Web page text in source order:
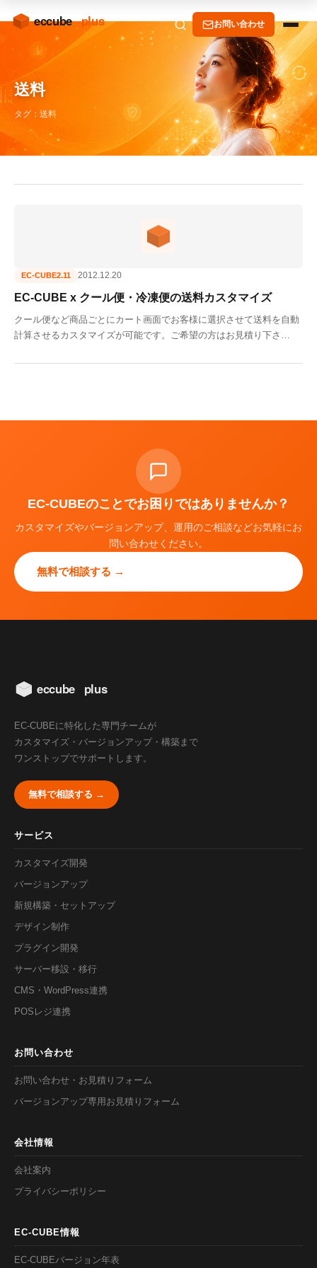
お問い合わせ
送料
タグ：送料
EC-CUBE2.11 2012.12.20
EC-CUBE x クール便・冷凍便の送料カスタマイズ
クール便など商品ごとにカート画面でお客様に選択させて送料を自動
計算させるカスタマイズが可能です。ご希望の方はお見積り下さ…
EC-CUBEのことでお困りではありませんか？
カスタマイズやバージョンアップ、運用のご相談などお気軽にお
問い合わせください。
無料で相談する →
EC-CUBEに特化した専門チームが
カスタマイズ・バージョンアップ・構築まで
ワンストップでサポートします。
無料で相談する →
サービス
カスタマイズ開発
バージョンアップ
新規構築・セットアップ
デザイン制作
プラグイン開発
サーバー移設・移行
CMS・WordPress連携
POSレジ連携
お問い合わせ
お問い合わせ・お見積りフォーム
バージョンアップ専用お見積りフォーム
会社情報
会社案内
プライバシーポリシー
EC-CUBE情報
EC-CUBEバージョン年表